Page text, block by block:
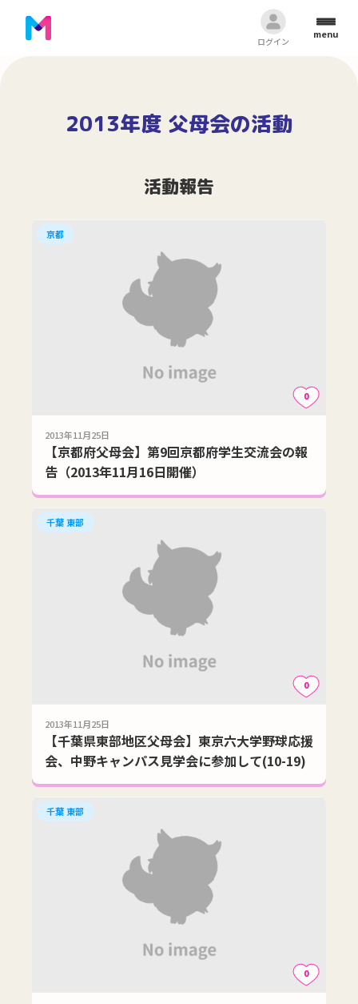
ログイン
menu
2013年度 父母会の活動
活動報告
京都
0
2013年11月25日
【京都府父母会】第9回京都府学生交流会の報
告（2013年11月16日開催）
千葉 東部
0
2013年11月25日
【千葉県東部地区父母会】東京六大学野球応援
会、中野キャンパス見学会に参加して(10-19)
千葉 東部
0